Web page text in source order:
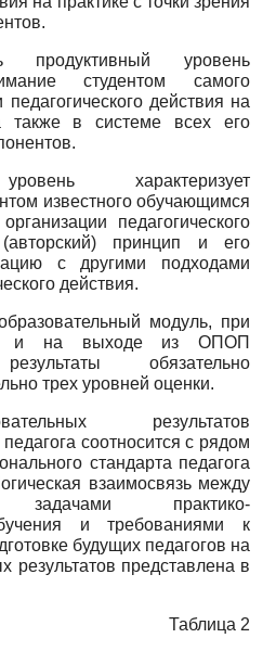
уровень
студентом самого
действия на
также в системе всех его
характеризует
известного обучающимся
педагогического
принцип и его
с другими подходами
действия.
модуль, при
и на выходе из ОПОП
обязательно
трех уровней оценки.
результатов
соотносится с рядом
стандарта педагога
взаимосвязь между
задачами практико-
и требованиями к
будущих педагогов на
результатов представлена в
Таблица 2